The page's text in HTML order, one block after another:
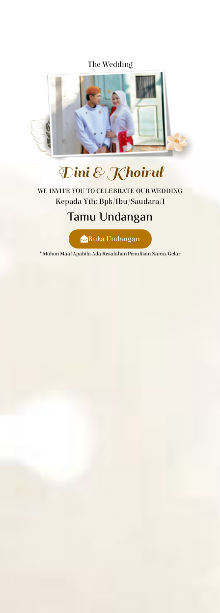
The Wedding
Dini & Khoirul
WE INVITE YOU TO CELEBRATE OUR WEDDING
Kepada Yth: Bpk/Ibu/Saudara/i
Tamu Undangan
Buka Undangan
* Mohon Maaf Apabila Ada Kesalahan Penulisan Nama/gelar